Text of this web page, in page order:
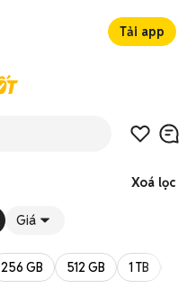
Tải app
Xoá lọc
Giá
256 GB 512 GB 1 TB